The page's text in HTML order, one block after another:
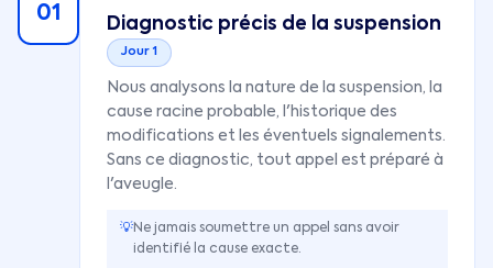
01 Diagnostic précis de la suspension
Jour 1
Nous analysons la nature de la suspension, la
cause racine probable, l'historique des
modifications et les éventuels signalements.
Sans ce diagnostic, tout appel est préparé à
l'aveugle.
💡Ne jamais soumettre un appel sans avoir
identifié la cause exacte.